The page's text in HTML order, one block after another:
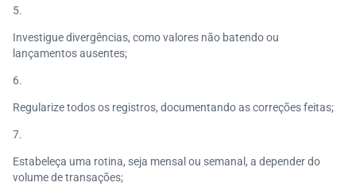
Investigue divergências, como valores não batendo ou
lançamentos ausentes;
Regularize todos os registros, documentando as correções feitas;
Estabeleça uma rotina, seja mensal ou semanal, a depender do
volume de transações;